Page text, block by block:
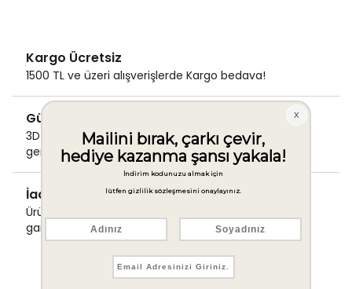
Kargo Ücretsiz
1500 TL ve üzeri alışverişlerde Kargo bedava!
Güvenli Ödeme
3D Secure ile güvenli ödemenizi
gerçekleştirin.
İade & Değişim Garantisi
Ürünlerinizde sorunsuz iade ve değişim
garantisi.